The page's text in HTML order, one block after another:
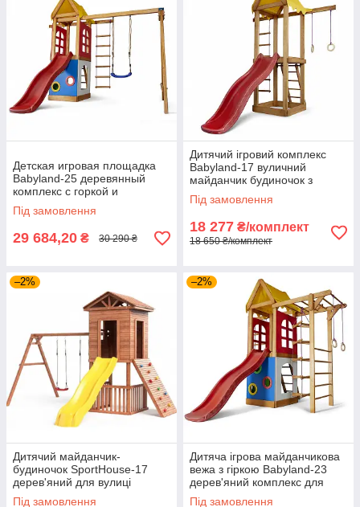
Детская игровая площадка
Babyland-25 деревянный
комплекс с горкой и
качелями для улицы
Під замовлення
29 684,20 ₴ 30 290 ₴
Дитячий ігровий комплекс
Babyland-17 вуличний
майданчик будиночок з
гіркою і кільцями
Під замовлення
18 277 ₴/комплект
18 650 ₴/комплект
–2%
Дитячий майданчик-
будиночок SportHouse-17
дерев'яний для вулиці
Під замовлення
–2%
Дитяча ігрова майданчикова
вежа з гіркою Babyland-23
дерев'яний комплекс для
вулиці
Під замовлення